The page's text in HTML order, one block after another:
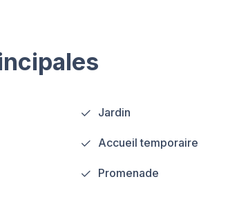
Jardin
Accueil temporaire
Promenade